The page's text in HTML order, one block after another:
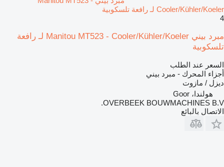
Cooler/Kühler/Koeler لـ رافعة تلسكوبية
4
مبرد بيني Manitou MT523 - Cooler/Kühler/Koeler لـ رافعة
تلسكوبية
السعر عند الطلب
أجزاء المحرك - مبرد بيني
ديزل / مازوت
هولندا، Goor
OVERBEEK BOUWMACHINES B.V.
الاتصال بالبائع